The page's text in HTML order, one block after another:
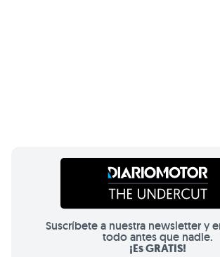
Suscríbete a nuestra newsletter y
todo antes que nadie.
¡Es GRATIS!